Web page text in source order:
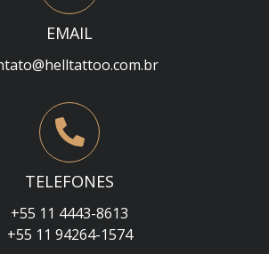
EMAIL
TELEFONES
+55 11 4443-8613
+55 11 94264-1574